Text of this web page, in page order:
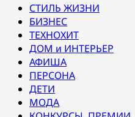
СТИЛЬ ЖИЗНИ
БИЗНЕС
ТЕХНОХИТ
ДОМ и ИНТЕРЬЕР
АФИША
ПЕРСОНА
ДЕТИ
МОДА